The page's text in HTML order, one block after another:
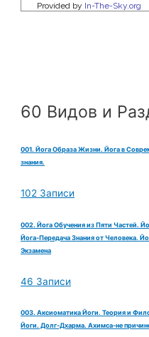
60 Видов и
001. Йога Образа Жизни. Йога в
знания.
102 Записи
002. Йога Обучения из Пяти Частей.
Йога-Передача Знания от Человека.
Экзамена
46 Записи
003. Аксиоматика Йоги. Теория и
Йоги. Долг-Дхарма. Ахимса-не